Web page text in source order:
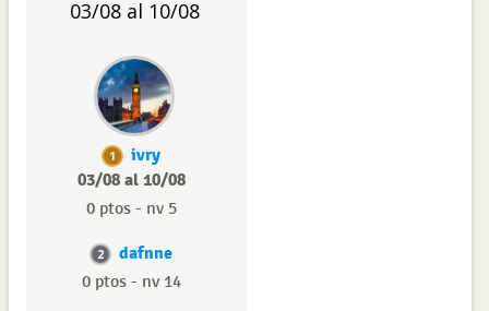
03/08 al 10/08
1
ivry
03/08 al 10/08
0 ptos - nv 5
2 dafnne
0 ptos - nv 14